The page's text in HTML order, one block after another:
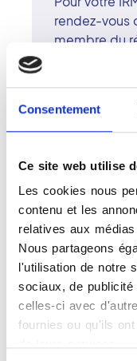
Consentement
Ce site web utilise
Les cookies nous
contenu et les
relatives aux
Nous partageons
l'utilisation de notre
sociaux, de
celles-ci avec
fournies ou qu'ils
rendez-vous
membre du
exigence :
technologie
Pape
complet et
chaque
suivi
moderne.